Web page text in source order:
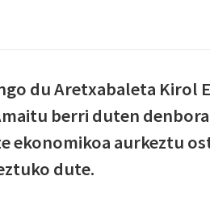
du Aretxabaleta Kirol
berri duten
ekonomikoa aurkeztu
dute.